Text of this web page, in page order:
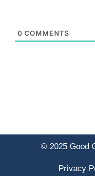
0 COMMENTS
© 2025 Good
Privacy